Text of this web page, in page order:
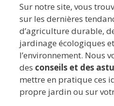
Sur notre site, vous
sur les dernières
d’agriculture durable,
jardinage écologiques
l’environnement. Nous
des conseils et des
mettre en pratique ces
propre jardin ou sur